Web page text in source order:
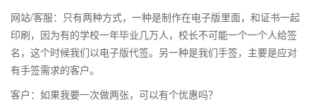
网站/客服：只有两种方式，一种是制作在电子版里面，和证书一起
印刷，因为有的学校一年毕业几万人，校长不可能一个一个人给签
名，这个时候我们以电子版代签。另一种是我们手签，主要是应对
有手签需求的客户。
客户：如果我要一次做两张，可以有个优惠吗？